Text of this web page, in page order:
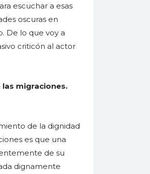
escuchar a esas
oscuras en
De lo que voy a
criticón al actor
migraciones.
de la dignidad
es que una
de su
dignamente